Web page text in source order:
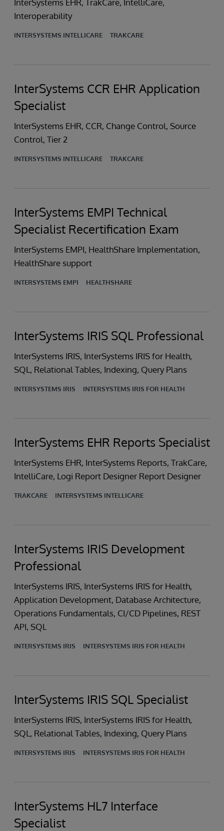
InterSystems EHR, TrakCare, IntelliCare,
Interoperability
INTERSYSTEMS INTELLICARE TRAKCARE
InterSystems CCR EHR Application
Specialist
InterSystems EHR, CCR, Change Control, Source
Control, Tier 2
INTERSYSTEMS INTELLICARE TRAKCARE
InterSystems EMPI Technical
Specialist Recertification Exam
InterSystems EMPI, HealthShare Implementation,
HealthShare support
INTERSYSTEMS EMPI HEALTHSHARE
InterSystems IRIS SQL Professional
InterSystems IRIS, InterSystems IRIS for Health,
SQL, Relational Tables, Indexing, Query Plans
INTERSYSTEMS IRIS INTERSYSTEMS IRIS FOR HEALTH
InterSystems EHR Reports Specialist
InterSystems EHR, InterSystems Reports, TrakCare,
IntelliCare, Logi Report Designer Report Designer
TRAKCARE INTERSYSTEMS INTELLICARE
InterSystems IRIS Development
Professional
InterSystems IRIS, InterSystems IRIS for Health,
Application Development, Database Architecture,
Operations Fundamentals, CI/CD Pipelines, REST
API, SQL
INTERSYSTEMS IRIS INTERSYSTEMS IRIS FOR HEALTH
InterSystems IRIS SQL Specialist
InterSystems IRIS, InterSystems IRIS for Health,
SQL, Relational Tables, Indexing, Query Plans
INTERSYSTEMS IRIS INTERSYSTEMS IRIS FOR HEALTH
InterSystems HL7 Interface
Specialist